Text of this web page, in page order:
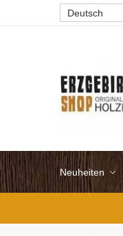
Deutsch
Neuheiten